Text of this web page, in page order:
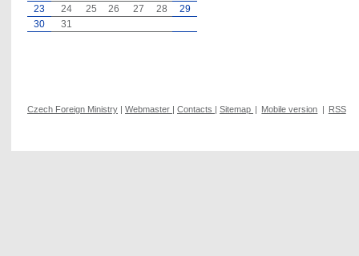
23
24 25 26 27 28
29
30
31
Czech Foreign Ministry | Webmaster | Contacts | Sitemap | Mobile version | RSS